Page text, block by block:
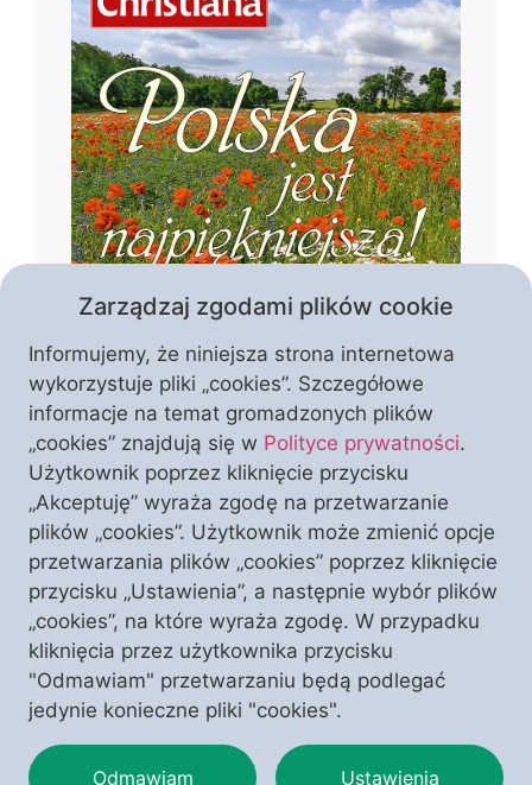
Czym jest piękno Polski? Czy tworzą je
wyłącznie krajobrazy i zabytki, czy może
przede wszystkim wiara, kultura i
historia, które przez stulecia
kształtowały naszą narodową
tożsamość? W temacie numeru autorzy
pokazują Polskę jako wspólnotę
zakorzenioną w chrześcijaństwie,
przypominając o jej duchowym
miejscu Matki Bożej w dziejach naszej
WESPRZYJ NAS
I ODBIERZ TEN NUMER
Zarządzaj zgodami plików cookie
Informujemy, że niniejsza strona internetowa
wykorzystuje pliki „cookies”. Szczegółowe
informacje na temat gromadzonych plików
„cookies” znajdują się w Polityce prywatności.
Użytkownik poprzez kliknięcie przycisku
„Akceptuję” wyraża zgodę na przetwarzanie
plików „cookies”. Użytkownik może zmienić opcje
przetwarzania plików „cookies” poprzez kliknięcie
przycisku „Ustawienia”, a następnie wybór plików
„cookies”, na które wyraża zgodę. W przypadku
kliknięcia przez użytkownika przycisku
"Odmawiam" przetwarzaniu będą podlegać
jedynie konieczne pliki "cookies".
Odmawiam Ustawienia